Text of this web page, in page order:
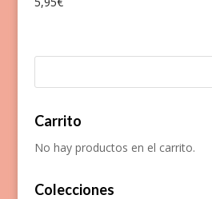
Carrito
No hay productos en el carrito.
Colecciones